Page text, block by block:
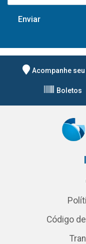
Acompanhe
Boletos
Código